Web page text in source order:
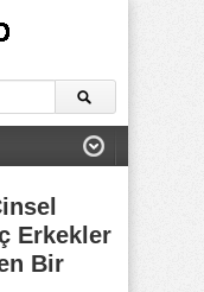
Erkekler
Bir